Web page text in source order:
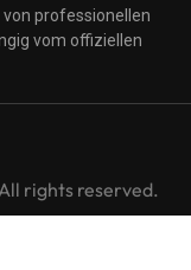
professionellen
vom offiziellen
rights reserved.